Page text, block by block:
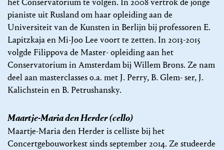
het Conservatorium te volgen. In 2008 vertrok de jonge
pianiste uit Rusland om haar opleiding aan de
Universiteit van de Kunsten in Berlijn bij professoren E.
Lapitzkaja en Mi-Joo Lee voort te zetten. In 2013-2015
volgde Filippova de Master- opleiding aan het
Conservatorium in Amsterdam bij Willem Brons. Ze nam
deel aan masterclasses o.a. met J. Perry, B. Glem- ser, J.
Kalichstein en B. Petrushansky.
Maartje-Maria den Herder (cello)
Maartje-Maria den Herder is celliste bij het
Concertgebouworkest sinds september 2014. Ze studeerde